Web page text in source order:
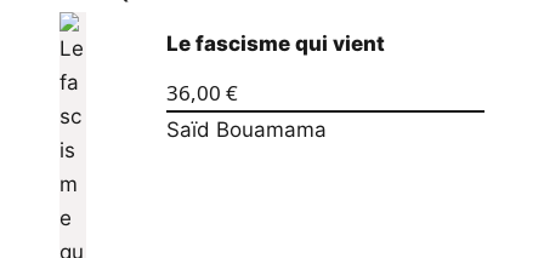
Le fascisme qui vient
36,00 €
Saïd Bouamama